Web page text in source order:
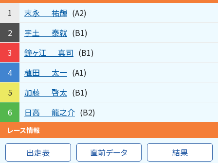
1 末永 祐輝 (A2)
2
宇土 泰就 (B1)
3
鐘ヶ江 真司 (B1)
4
植田 太一 (A1)
5
加藤 啓太 (B1)
6
日高 龍之介 (B2)
レース情報
出走表 直前データ 結果